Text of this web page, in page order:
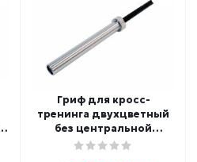
Гриф для кросс-
тренинга двухцветный
без центральной
насечки до 679 кг REBEL